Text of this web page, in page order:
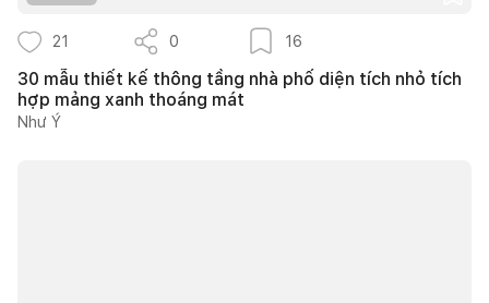
21 0 16
30 mẫu thiết kế thông tầng nhà phố diện tích nhỏ tích
hợp mảng xanh thoáng mát
Như Ý